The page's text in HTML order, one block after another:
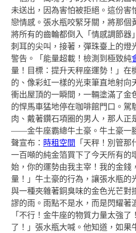
未送出，因為害怕被拒絕。這份害
戀情感。張水瓶咬緊牙關，將那個
將所有的齒輪都倒入「情感調節器
刺耳的尖叫，接著，彈珠臺上的燈
警告。「能量超載！檢測到極致純
量！目標：提升天秤座運勢！」在
的、像彩虹一樣的光束筆直地射向
衝出屋頂的一瞬間，一輛塗滿了金
的悍馬車猛地停在咖啡館門口。駕
肉、戴著鑽石項圈的男人，那人正
——金牛座霸總牛土豪。牛土豪一
聲宣布： 時租空間 「天秤！別管
一百噸的純金箔買下了今天所有的
始，你的運勢由我主宰！我的金錢
量！」牛土豪的行為，讓張水瓶的
與一種夾雜著銅臭味的金色光芒對
謬的雨。雨點不是水，而是閃耀著
「不行！金牛座的物質力量太強
了！」張水瓶大喊。他知道，如果